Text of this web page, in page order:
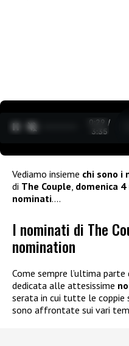
0:30 /
3:35
Vediamo insieme chi sono i
di The Couple domenica 4
nominati….
I nominati di The
nomination
Come sempre l’ultima parte
dedicata alle attesissime
serata in cui tutte le coppie
sono affrontate sui vari